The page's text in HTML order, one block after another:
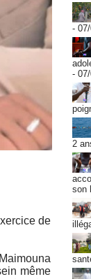
de
même
-
-
2
son